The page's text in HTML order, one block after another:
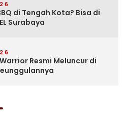
di Tengah Kota? Bisa di
Surabaya
Resmi Meluncur di